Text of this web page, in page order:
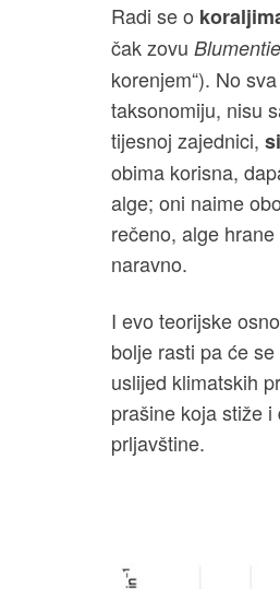
Radi se o
čak zovu
korenjem“). No
taksonomiju, nisu
tijesnoj zajednici,
obima korisna,
alge; oni naime
rečeno, alge
naravno.
I evo teorijske
bolje rasti pa će
uslijed klimatskih
prašine koja stiže
prljavštine.